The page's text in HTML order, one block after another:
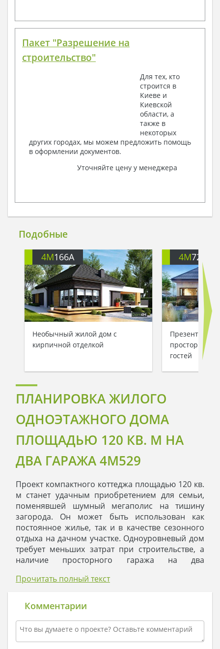
Пакет "Разрешение на
строительство"
Для тех, кто
строится в
Киеве и
Киевской
области, а
также в
некоторых
других городах, мы можем предложить помощь
в оформлении документов.
Уточняйте цену у менеджера
Подобные
4M166A
Необычный жилой дом с
кирпичной отделкой
4M722
просторной
гостей
ПЛАНИРОВКА ЖИЛОГО
ОДНОЭТАЖНОГО ДОМА
ПЛОЩАДЬЮ 120 КВ. М НА
ДВА ГАРАЖА 4M529
Проект компактного коттеджа площадью 120 кв.
м станет удачным приобретением для семьи,
поменявшей шумный мегаполис на тишину
загорода. Он может быть использован как
постоянное жилье, так и в качестве сезонного
отдыха на дачном участке. Одноуровневый дом
требует меньших затрат при строительстве, а
наличие просторного гаража на два
на службу или учебу. Коттедж рассчитан на
семьи.
При разработке проекта архитекторы
использовали концепцию европейского жилья.
Она предусматривает строительство красивого,
прочного и полезного дома. Экстерьер и
Прочитать полный текст
Комментарии